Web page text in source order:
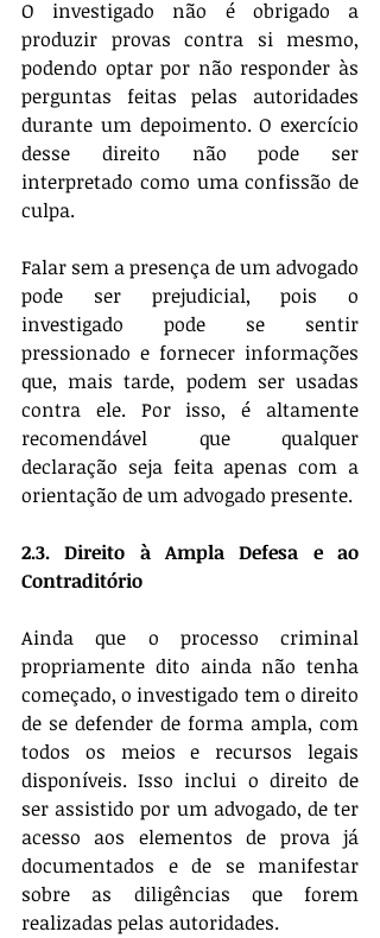
O investigado não é obrigado a
produzir provas contra si mesmo,
podendo optar por não responder às
perguntas feitas pelas autoridades
durante um depoimento. O exercício
desse direito não pode ser
interpretado como uma confissão de
culpa.
Falar sem a presença de um advogado
pode ser prejudicial, pois o
investigado pode se sentir
pressionado e fornecer informações
que, mais tarde, podem ser usadas
contra ele. Por isso, é altamente
recomendável que qualquer
declaração seja feita apenas com a
orientação de um advogado presente.
2.3. Direito à Ampla Defesa e ao
Contraditório
Ainda que o processo criminal
propriamente dito ainda não tenha
começado, o investigado tem o direito
de se defender de forma ampla, com
todos os meios e recursos legais
disponíveis. Isso inclui o direito de
ser assistido por um advogado, de ter
acesso aos elementos de prova já
documentados e de se manifestar
sobre as diligências que forem
realizadas pelas autoridades.